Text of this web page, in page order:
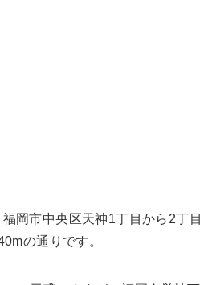
岡市中央区天神1丁目から2丁目
の通りです。